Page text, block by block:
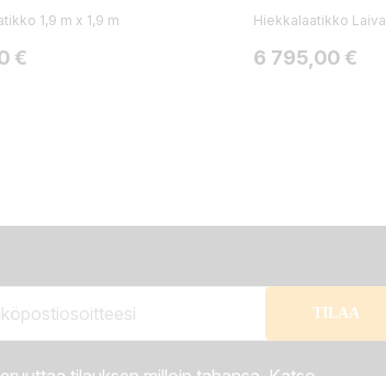
1,9 m x 1,9 m
€
Hiekkalaatikko Laiva
Hinta
6 795,00 €